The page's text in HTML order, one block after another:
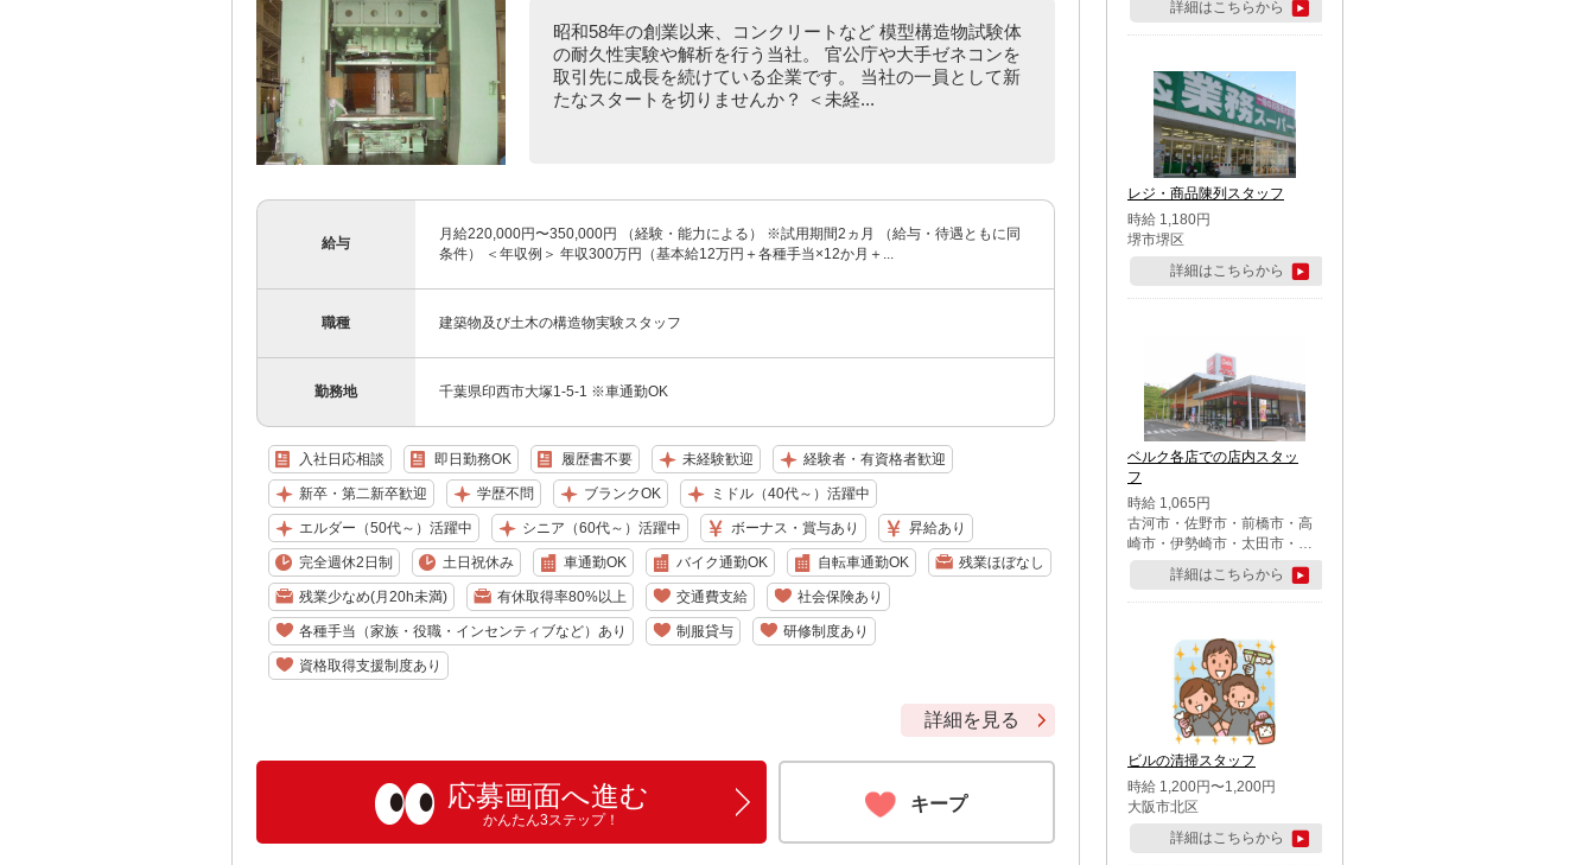
昭和58年の創業以来、コンクリートなど 模型構造物試験体
の耐久性実験や解析を行う当社。 官公庁や大手ゼネコンを
取引先に成長を続けている企業です。 当社の一員として新
たなスタートを切りませんか？ ＜未経...
給与
月給220,000円〜350,000円 （経験・能力による） ※試用期間2ヵ月 （給与・待遇ともに同
条件） ＜年収例＞ 年収300万円（基本給12万円＋各種手当×12か月＋...
職種 建築物及び土木の構造物実験スタッフ
勤務地 千葉県印西市大塚1-5-1 ※車通勤OK
入社日応相談 即日勤務OK 履歴書不要 未経験歓迎 経験者・有資格者歓迎
新卒・第二新卒歓迎 学歴不問 ブランクOK ミドル（40代～）活躍中
エルダー（50代～）活躍中 シニア（60代～）活躍中 ボーナス・賞与あり 昇給あり
完全週休2日制 土日祝休み 車通勤OK バイク通勤OK 自転車通勤OK 残業ほぼなし
残業少なめ(月20h未満) 有休取得率80%以上 交通費支給 社会保険あり
各種手当（家族・役職・インセンティブなど）あり 制服貸与 研修制度あり
資格取得支援制度あり
詳細を見る
応募画面へ進む
かんたん3ステップ！
キープ
詳細はこちらから
レジ・商品陳列スタッフ
時給 1,180円
堺市堺区
詳細はこちらから
ベルク各店での店内スタッ
フ
時給 1,065円
古河市・佐野市・前橋市・高
崎市・伊勢崎市・太田市・館
林市・藤岡市・大泉町・さい
たま市北区・川越市・熊谷
市・行田市・秩父市・所沢
市・鶴ケ島市・千葉市中央
区・市川市・松戸市・習志野
市・柏市・流山市・八千代
市・足立区・江戸川区・八王
子市・町田市
詳細はこちらから
ビルの清掃スタッフ
時給 1,200円〜1,200円
大阪市北区
詳細はこちらから